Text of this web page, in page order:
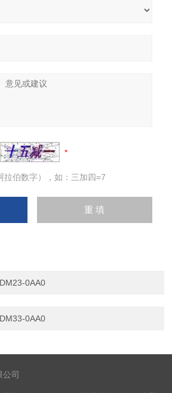
拉伯数字），如：三加四=7
0AA0
0AA0
司